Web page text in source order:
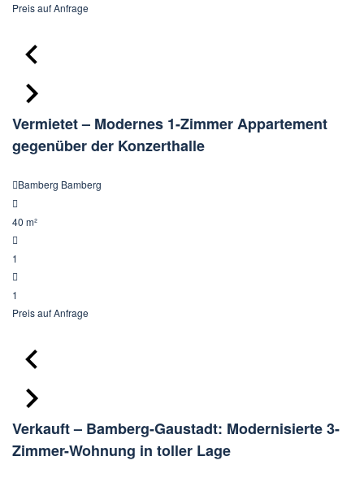
Preisauf Anfrage
Vermietet – Modernes 1-Zimmer Appartement
gegenüber der Konzerthalle
Bamberg Bamberg
40 m²
1
1
Preisauf Anfrage
Verkauft – Bamberg-Gaustadt: Modernisierte 3-
Zimmer-Wohnung in toller Lage